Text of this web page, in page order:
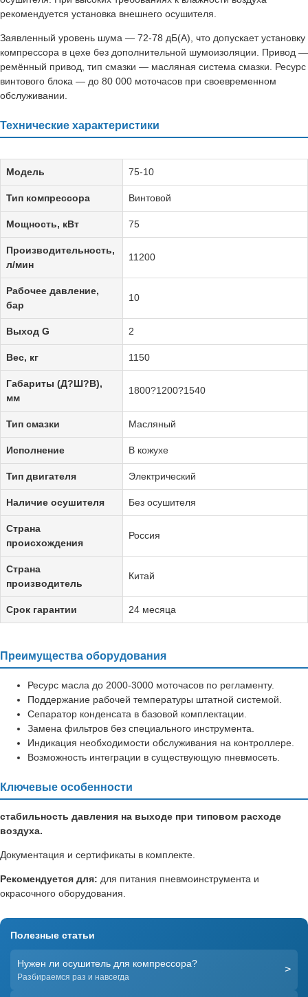
рекомендуется установка внешнего осушителя.
Заявленный уровень шума — 72-78 дБ(А), что допускает установку
компрессора в цехе без дополнительной шумоизоляции. Привод —
ремённый привод, тип смазки — масляная система смазки. Ресурс
винтового блока — до 80 000 моточасов при своевременном
обслуживании.
Технические характеристики
Модель 75-10
Тип компрессора Винтовой
Мощность, кВт 75
Производительность,
л/мин
11200
Рабочее давление,
бар
10
Выход G 2
Вес, кг 1150
Габариты (Д?Ш?В),
мм
1800?1200?1540
Тип смазки Масляный
Исполнение В кожухе
Тип двигателя Электрический
Наличие осушителя Без осушителя
Страна
происхождения
Россия
Страна
производитель
Китай
Срок гарантии 24 месяца
Преимущества оборудования
Ресурс масла до 2000-3000 моточасов по регламенту.
Поддержание рабочей температуры штатной системой.
Сепаратор конденсата в базовой комплектации.
Замена фильтров без специального инструмента.
Индикация необходимости обслуживания на контроллере.
Возможность интеграции в существующую пневмосеть.
Ключевые особенности
стабильность давления на выходе при типовом расходе
воздуха.
Документация и сертификаты в комплекте.
Рекомендуется для: для питания пневмоинструмента и
окрасочного оборудования.
Полезные статьи
Нужен ли осушитель для компрессора?
Разбираемся раз и навсегда
>